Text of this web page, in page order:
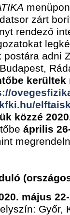
zárt
rendező
postára adni
közzé
április
május
Győr,